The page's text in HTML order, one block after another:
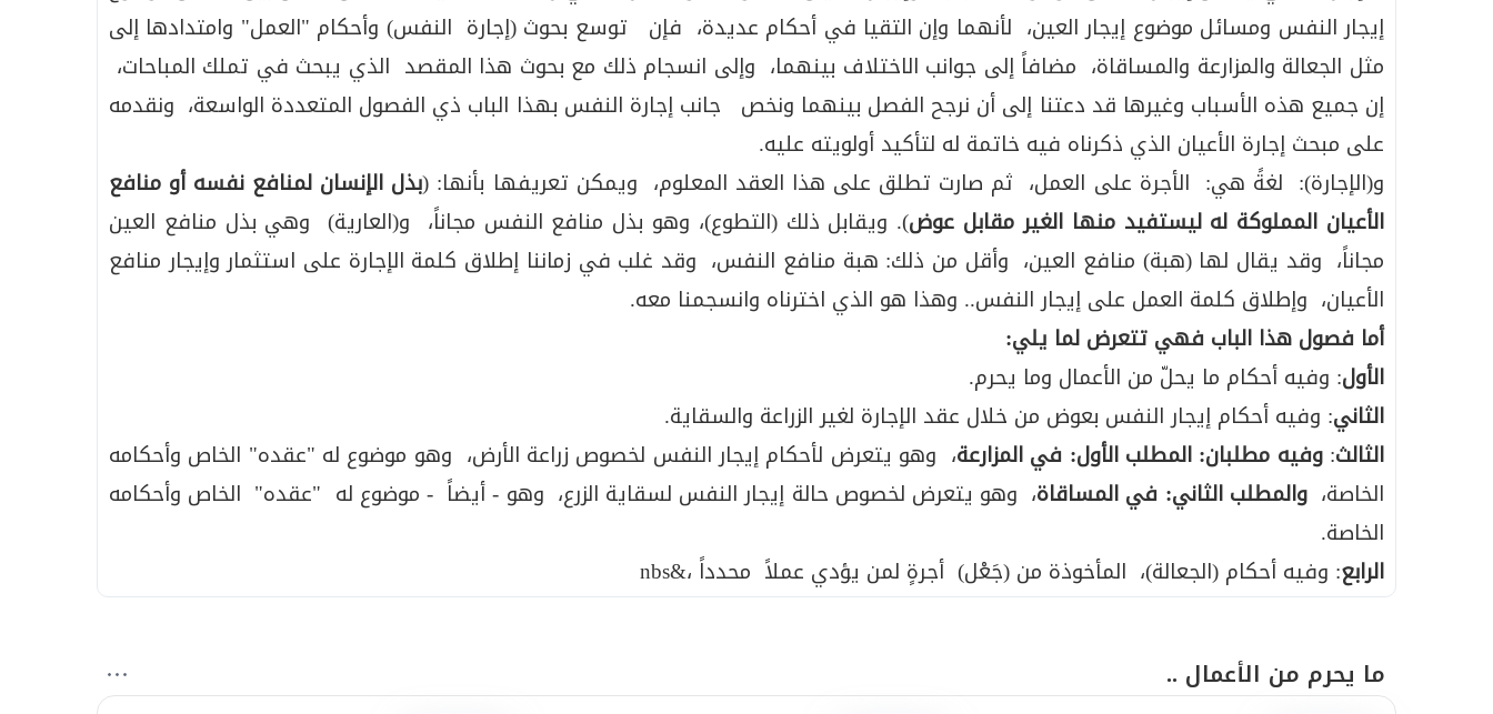
إيجار النفس ومسائل موضوع إيجار العين، لأنهما وإن التقيا في أحكام عديدة، فإن توسع بحوث (إجارة النفس) وأحكام "العمل" وامتدادها إلى
مثل الجعالة والمزارعة والمساقاة، مضافاً إلى جوانب الاختلاف بينهما، وإلى انسجام ذلك مع بحوث هذا المقصد الذي يبحث في تملك المباحات،
إن جميع هذه الأسباب وغيرها قد دعتنا إلى أن نرجح الفصل بينهما ونخص جانب إجارة النفس بهذا الباب ذي الفصول المتعددة الواسعة، ونقدمه
على مبحث إجارة الأعيان الذي ذكرناه فيه خاتمة له لتأكيد أولويته عليه.
و(الإجارة): لغةً هي: الأجرة على العمل، ثم صارت تطلق على هذا العقد المعلوم، ويمكن تعريفها بأنها: (بذل الإنسان لمنافع نفسه أو منافع
الأعيان المملوكة له ليستفيد منها الغير مقابل عوض). ويقابل ذلك (التطوع)، وهو بذل منافع النفس مجاناً، و(العارية) وهي بذل منافع العين
مجاناً، وقد يقال لها (هبة) منافع العين، وأقل من ذلك: هبة منافع النفس، وقد غلب في زماننا إطلاق كلمة الإجارة على استثمار وإيجار منافع
الأعيان، وإطلاق كلمة العمل على إيجار النفس.. وهذا هو الذي اخترناه وانسجمنا معه.
أما فصول هذا الباب فهي تتعرض لما يلي:
الأول: وفيه أحكام ما يحلّ من الأعمال وما يحرم.
الثاني: وفيه أحكام إيجار النفس بعوض من خلال عقد الإجارة لغير الزراعة والسقاية.
الثالث:وفيه مطلبان: المطلب الأول: في المزارعة، وهو يتعرض لأحكام إيجار النفس لخصوص زراعة الأرض، وهو موضوع له "عقده" الخاص وأحكامه
الخاصة،والمطلب الثاني: في المساقاة، وهو يتعرض لخصوص حالة إيجار النفس لسقاية الزرع، وهو - أيضاً - موضوع له "عقده" الخاص وأحكامه
الخاصة.
الرابع: وفيه أحكام (الجعالة)، المأخوذة من (جَعْل) أجرةٍ لمن يؤدي عملاً محدداً ،&nbs
ما يحرم من الأعمال ..